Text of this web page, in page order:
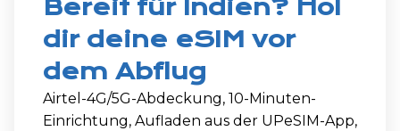
Bereit für Indien? Hol
dir deine eSIM vor
dem Abflug
Airtel-4G/5G-Abdeckung, 10-Minuten-
Einrichtung, Aufladen aus der UPeSIM-App,